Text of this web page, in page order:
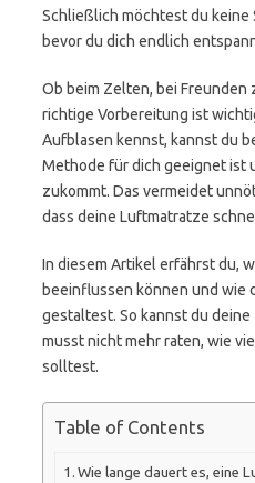
Schließlich möchtest du keine
bevor du dich endlich
Ob beim Zelten, bei Freunden
richtige Vorbereitung ist
Aufblasen kennst, kannst du
Methode für dich geeignet ist
zukommt. Das vermeidet
dass deine Luftmatratze
In diesem Artikel erfährst du,
beeinflussen können und
gestaltest. So kannst du
musst nicht mehr raten, wie
solltest.
Table of Contents
Wie lange dauert es, eine